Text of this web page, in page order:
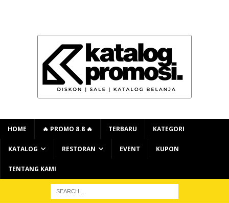
HOME 🔥 PROMO 8.8 🔥 TERBARU KATEGORI
KATALOG RESTORAN EVENT KUPON
TENTANG KAMI